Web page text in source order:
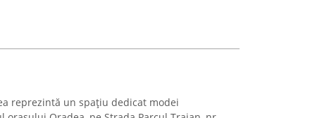
reprezintă un spațiu dedicat modei